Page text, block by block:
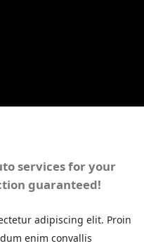
services for your
guaranteed!
adipiscing elit. Proin
enim convallis